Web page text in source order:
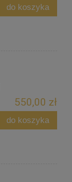
do koszyka
550,00 zł
do koszyka